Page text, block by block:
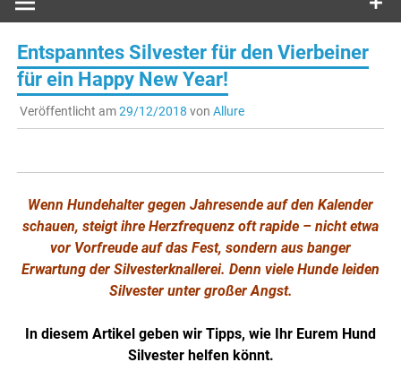
Entspanntes Silvester für den Vierbeiner
für ein Happy New Year!
Veröffentlicht am29/12/2018 von Allure
Wenn Hundehalter gegen Jahresende auf den Kalender
schauen, steigt ihre Herzfrequenz oft rapide – nicht etwa
vor Vorfreude auf das Fest, sondern aus banger
Erwartung der Silvesterknallerei. Denn viele Hunde leiden
Silvester unter großer Angst.
In diesem Artikel geben wir Tipps, wie Ihr Eurem Hund
Silvester helfen könnt.